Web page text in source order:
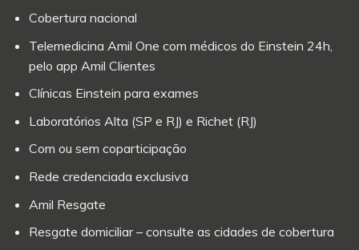
Cobertura nacional
Telemedicina Amil One com médicos do Einstein 24h,
pelo app Amil Clientes
Clínicas Einstein para exames
Laboratórios Alta (SP e RJ) e Richet (RJ)
Com ou sem coparticipação
Rede credenciada exclusiva
Amil Resgate
Resgate domiciliar – consulte as cidades de cobertura